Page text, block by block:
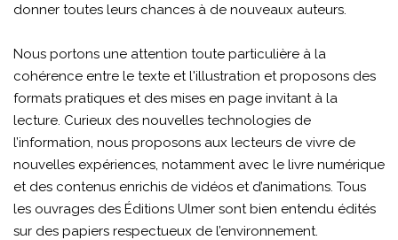
donner toutes leurs chances à de nouveaux auteurs.
Nous portons une attention toute particulière à la
cohérence entre le texte et l'illustration et proposons des
formats pratiques et des mises en page invitant à la
lecture. Curieux des nouvelles technologies de
l’information, nous proposons aux lecteurs de vivre de
nouvelles expériences, notamment avec le livre numérique
et des contenus enrichis de vidéos et d’animations. Tous
les ouvrages des Éditions Ulmer sont bien entendu édités
sur des papiers respectueux de l’environnement.